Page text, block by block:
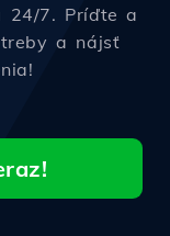
24/7. Príďte a
a nájsť